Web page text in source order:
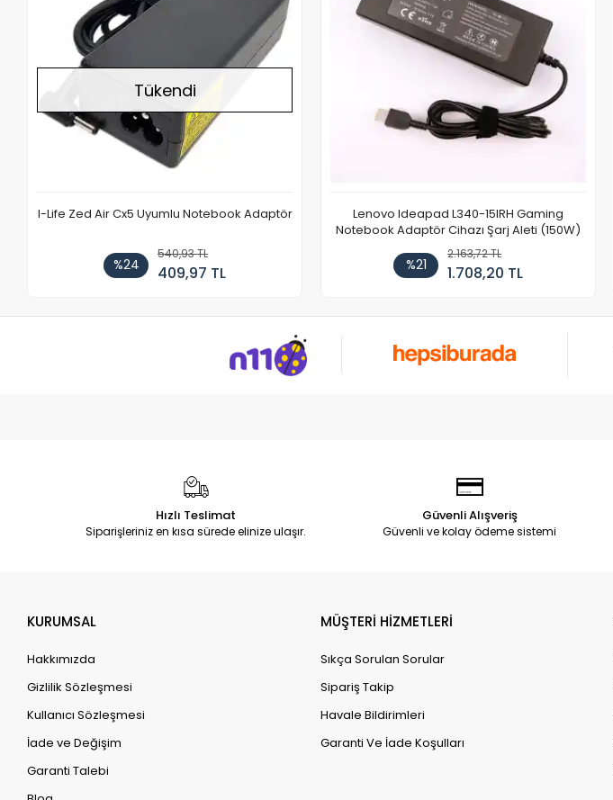
Tükendi
I-Life Zed Air Cx5 Uyumlu Notebook Adaptör
%24
540,93 TL
409,97 TL
Lenovo Ideapad L340-15IRH Gaming
Notebook Adaptör Cihazı Şarj Aleti (150W)
%21
2.163,72 TL
1.708,20 TL
Hızlı Teslimat
Siparişleriniz en kısa sürede elinize ulaşır.
Güvenli Alışveriş
Güvenli ve kolay ödeme sistemi
KURUMSAL
Hakkımızda
Gizlilik Sözleşmesi
Kullanıcı Sözleşmesi
İade ve Değişim
Garanti Talebi
MÜŞTERİ HİZMETLERİ
Sıkça Sorulan Sorular
Sipariş Takip
Havale Bildirimleri
Garanti Ve İade Koşulları